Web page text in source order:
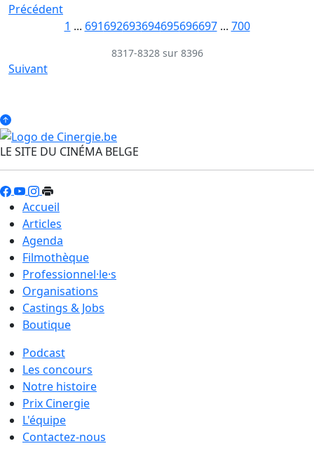
Précédent
1 ... 691692693694695696697 ... 700
8317-8328 sur 8396
Suivant
LE SITE DU CINÉMA BELGE
Accueil
Articles
Agenda
Filmothèque
Professionnel·le·s
Organisations
Castings & Jobs
Boutique
Podcast
Les concours
Notre histoire
Prix Cinergie
L'équipe
Contactez-nous